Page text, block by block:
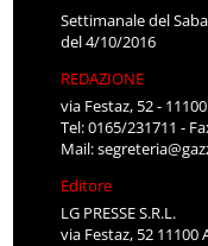
Settimanale del
del 4/10/2016
REDAZIONE
via Festaz, 52 -
Tel: 0165/231711 -
Mail:
Editore
LG PRESSE S.R.L.
via Festaz, 52 11100